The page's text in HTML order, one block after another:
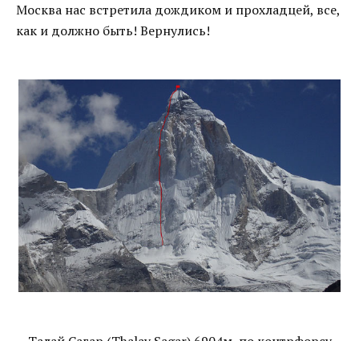
Москва нас встретила дождиком и прохладцей, все,
как и должно быть! Вернулись!